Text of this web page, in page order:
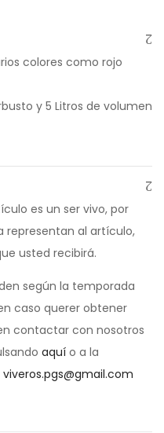
colores como rojo
y 5 Litros de volumen
es un ser vivo, por
representan al artículo,
usted recibirá.
según la temporada
caso querer obtener
contactar con nosotros
aquí o a la
viveros.pgs@gmail.com